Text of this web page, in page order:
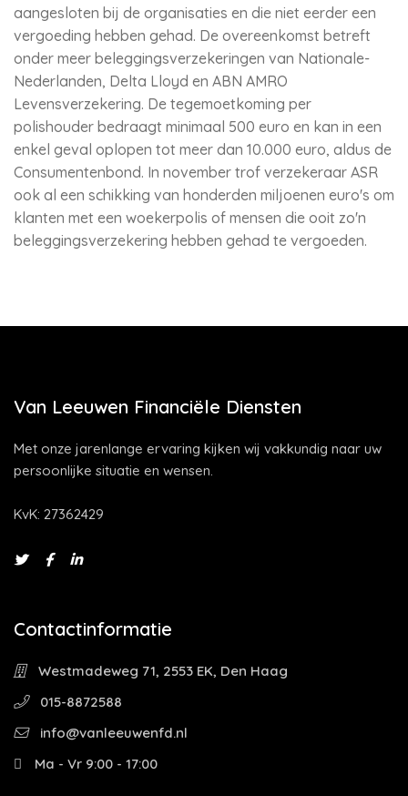
aangesloten bij de organisaties en die niet eerder een
vergoeding hebben gehad. De overeenkomst betreft
onder meer beleggingsverzekeringen van Nationale-
Nederlanden, Delta Lloyd en ABN AMRO
Levensverzekering. De tegemoetkoming per
polishouder bedraagt minimaal 500 euro en kan in een
enkel geval oplopen tot meer dan 10.000 euro, aldus de
Consumentenbond. In november trof verzekeraar ASR
ook al een schikking van honderden miljoenen euro's om
klanten met een woekerpolis of mensen die ooit zo'n
beleggingsverzekering hebben gehad te vergoeden.
Van Leeuwen Financiële Diensten
Met onze jarenlange ervaring kijken wij vakkundig naar uw
persoonlijke situatie en wensen.
KvK: 27362429
Contactinformatie
Westmadeweg 71, 2553 EK, Den Haag
015-8872588
info@vanleeuwenfd.nl
Ma - Vr 9:00 - 17:00